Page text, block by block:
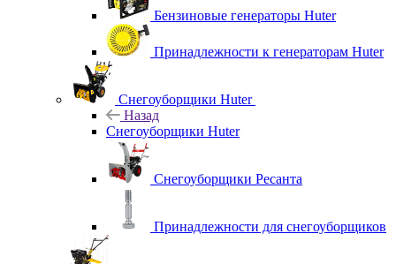
Бензиновые генераторы Huter
Принадлежности к генераторам Huter
Снегоуборщики Huter
Назад
Снегоуборщики Huter
Снегоуборщики Ресанта
Принадлежности для снегоуборщиков